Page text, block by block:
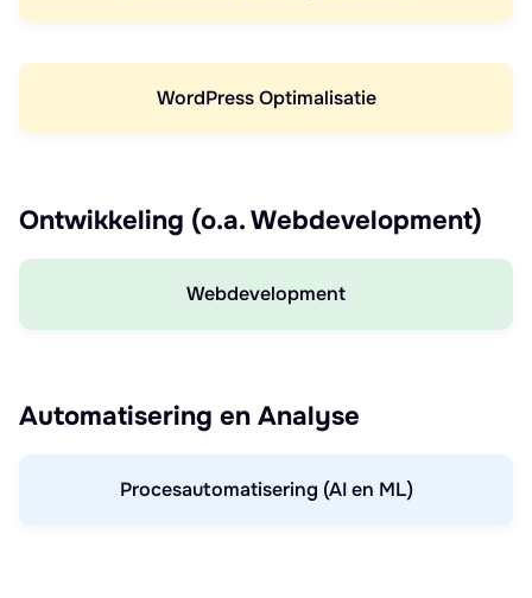
WordPress Optimalisatie
Ontwikkeling (o.a. Webdevelopment)
Webdevelopment
Automatisering en Analyse
Procesautomatisering (AI en ML)